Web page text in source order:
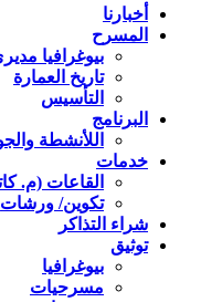
أخبارنا
المسرح
بيوغرافيا
تاريخ العمارة
التأسيس
البرنامج
اللأنشطة
خدمات
القاعات (م.
تكوين/ ورشات
شراء التذاكر
توثيق
بيوغرافيا
مسرحيات